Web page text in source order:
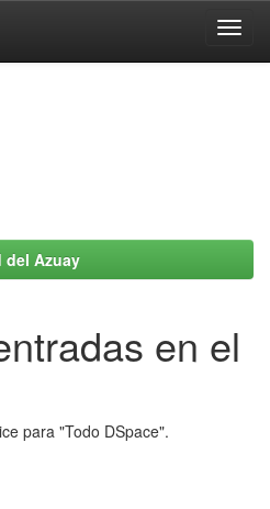
del Azuay
en el
para "Todo DSpace".